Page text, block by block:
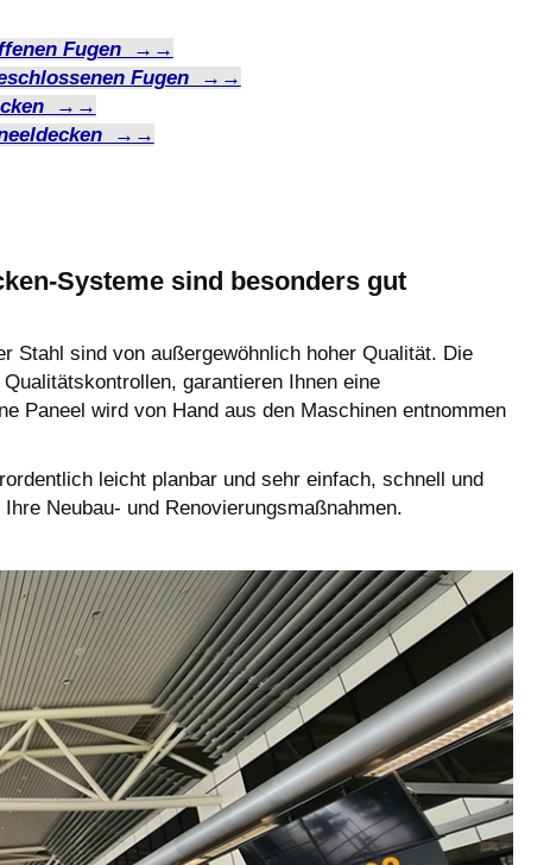
Fugen →→
Fugen →→
→→
→→
Systeme sind besonders gut
Stahl sind von außergewöhnlich hoher Qualität. Die
garantieren Ihnen eine
Paneel wird von Hand aus den Maschinen entnommen
leicht planbar und sehr einfach, schnell und
Neubau- und Renovierungsmaßnahmen.